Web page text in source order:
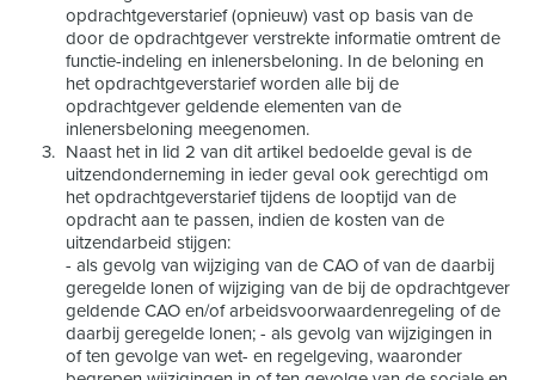
opdrachtgeverstarief (opnieuw) vast op basis van de
door de opdrachtgever verstrekte informatie omtrent de
functie-indeling en inlenersbeloning. In de beloning en
het opdrachtgeverstarief worden alle bij de
opdrachtgever geldende elementen van de
inlenersbeloning meegenomen.
Naast het in lid 2 van dit artikel bedoelde geval is de
uitzendonderneming in ieder geval ook gerechtigd om
het opdrachtgeverstarief tijdens de looptijd van de
opdracht aan te passen, indien de kosten van de
uitzendarbeid stijgen:
- als gevolg van wijziging van de CAO of van de daarbij
geregelde lonen of wijziging van de bij de opdrachtgever
geldende CAO en/of arbeidsvoorwaardenregeling of de
daarbij geregelde lonen; - als gevolg van wijzigingen in
of ten gevolge van wet- en regelgeving, waaronder